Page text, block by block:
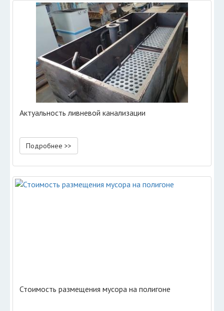
Актуальность ливневой канализации
Подробнее >>
Стоимость размещения мусора на полигоне